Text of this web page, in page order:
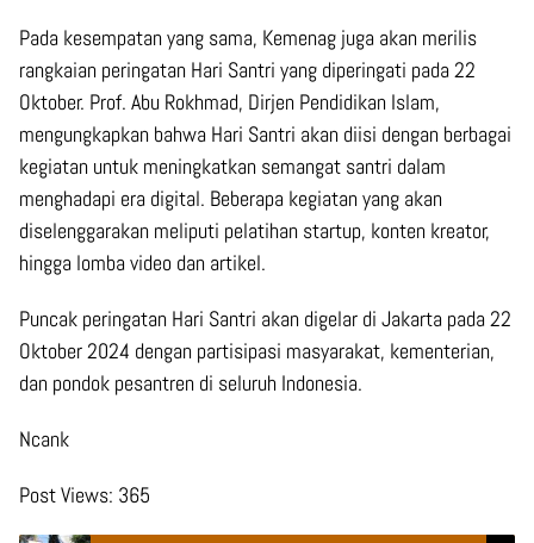
Pada kesempatan yang sama, Kemenag juga akan merilis
rangkaian peringatan Hari Santri yang diperingati pada 22
Oktober. Prof. Abu Rokhmad, Dirjen Pendidikan Islam,
mengungkapkan bahwa Hari Santri akan diisi dengan berbagai
kegiatan untuk meningkatkan semangat santri dalam
menghadapi era digital. Beberapa kegiatan yang akan
diselenggarakan meliputi pelatihan startup, konten kreator,
hingga lomba video dan artikel.
Puncak peringatan Hari Santri akan digelar di Jakarta pada 22
Oktober 2024 dengan partisipasi masyarakat, kementerian,
dan pondok pesantren di seluruh Indonesia.
Ncank
Post Views: 365